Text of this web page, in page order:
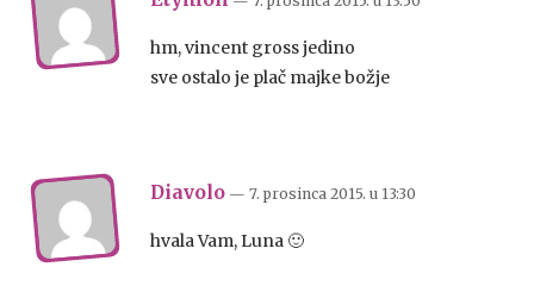
hm, vincent gross jedino
sve ostalo je plač majke božje
Diavolo — 7. prosinca 2015. u 13:30
hvala Vam, Luna 🙂